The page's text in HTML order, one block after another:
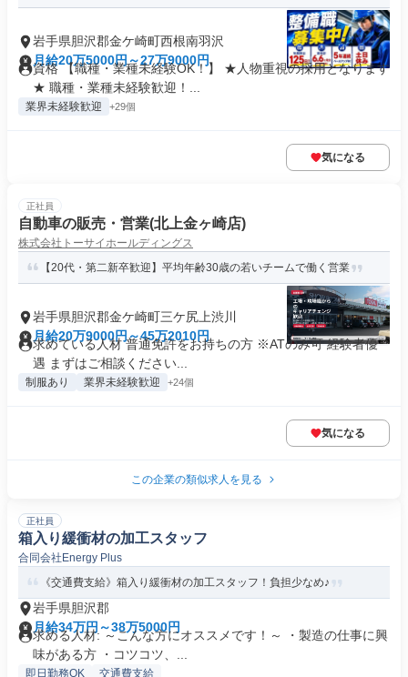
岩手県胆沢郡金ケ崎町西根南羽沢
月給20万5000円～27万9000円
資格 【職種・業種未経験OK！】 ★人物重視の採用となります
★ 職種・業種未経験歓迎！...
業界未経験歓迎 +29個
気になる
正社員
自動車の販売・営業(北上金ヶ崎店)
株式会社トーサイホールディングス
【20代・第二新卒歓迎】平均年齢30歳の若いチームで働く営業
岩手県胆沢郡金ケ崎町三ケ尻上渋川
月給20万9000円～45万2010円
求めている人材 普通免許をお持ちの方 ※ATのみ可 経験者優
遇 まずはご相談ください...
制服あり 業界未経験歓迎 +24個
気になる
この企業の類似求人を見る
正社員
箱入り緩衝材の加工スタッフ
合同会社Energy Plus
《交通費支給》箱入り緩衝材の加工スタッフ！負担少なめ♪
岩手県胆沢郡
月給34万円～38万5000円
求める人材: ～こんな方にオススメです！～ ・製造の仕事に興
味がある方 ・コツコツ、...
即日勤務OK 交通費支給